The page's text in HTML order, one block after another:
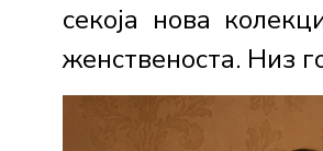
секоја нова
женственоста. Низ